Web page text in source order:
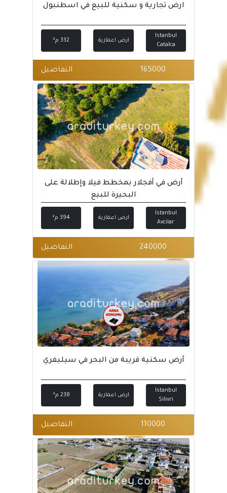
ارض تجارية و سكنية للبيع في اسطنبول
Istanbul
Catalca
ارض اعمارية 332 م²
165000 التفاصيل
أرض في أفجلار بمخطط فيلا وإطلالة على
البحيرة للبيع
Istanbul
Avcilar
ارض اعمارية 394 م²
240000 التفاصيل
أرض سكنية قريبة من البحر في سيليفري
Istanbul
Silivri
ارض اعمارية 238 م²
110000 التفاصيل